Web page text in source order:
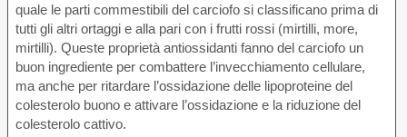
quale le parti commestibili del carciofo si classificano prima di
tutti gli altri ortaggi e alla pari con i frutti rossi (mirtilli, more,
mirtilli). Queste proprietà antiossidanti fanno del carciofo un
buon ingrediente per combattere l’invecchiamento cellulare,
ma anche per ritardare l’ossidazione delle lipoproteine del
colesterolo buono e attivare l’ossidazione e la riduzione del
colesterolo cattivo.